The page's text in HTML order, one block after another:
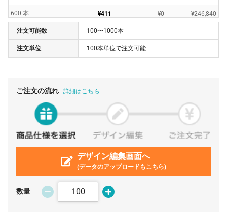
600 本 ¥411 ¥0 ¥246,840
700 本 ¥408
800 本 ¥404
注文可能数 100〜1000本
注文単位 100本単位で注文可能
ご注文の流れ 詳細はこちら
デザイン編集画面へ
(データのアップロードもこちら)
数量